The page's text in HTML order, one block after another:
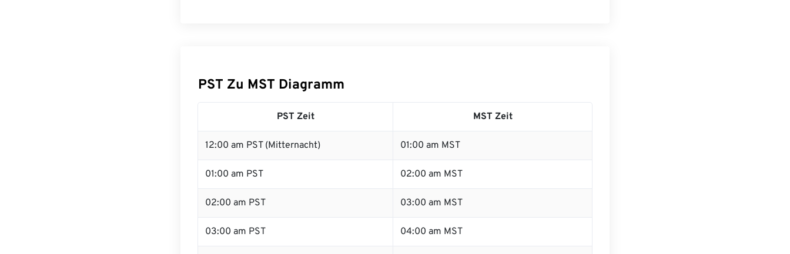
PST Zu MST Diagramm
PST Zeit MST Zeit
12:00 am PST (Mitternacht) 01:00 am MST
01:00 am PST 02:00 am MST
02:00 am PST 03:00 am MST
03:00 am PST 04:00 am MST